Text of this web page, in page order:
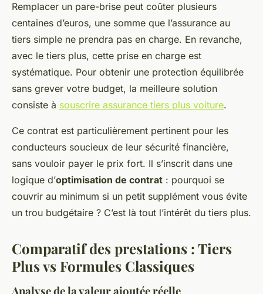
Remplacer un pare-brise peut coûter plusieurs
centaines d’euros, une somme que l’assurance au
tiers simple ne prendra pas en charge. En revanche,
avec le tiers plus, cette prise en charge est
systématique. Pour obtenir une protection équilibrée
sans grever votre budget, la meilleure solution
consiste à souscrire assurance tiers plus voiture.
Ce contrat est particulièrement pertinent pour les
conducteurs soucieux de leur sécurité financière,
sans vouloir payer le prix fort. Il s’inscrit dans une
logique d’optimisation de contrat : pourquoi se
couvrir au minimum si un petit supplément vous évite
un trou budgétaire ? C’est là tout l’intérêt du tiers plus.
Comparatif des prestations : Tiers
Plus vs Formules Classiques
Analyse de la valeur ajoutée réelle